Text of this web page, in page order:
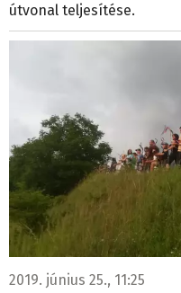
útvonal teljesítése.
2019. június 25., 11:25